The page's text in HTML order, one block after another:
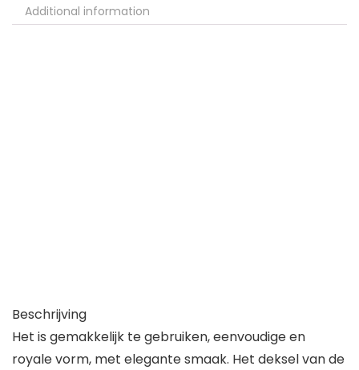
Additional information
Beschrijving
Het is gemakkelijk te gebruiken, eenvoudige en
royale vorm, met elegante smaak. Het deksel van de